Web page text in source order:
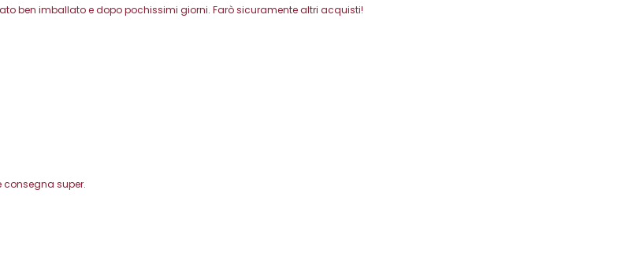
ben imballato e dopo pochissimi giorni. Farò sicuramente altri acquisti!
consegna super.